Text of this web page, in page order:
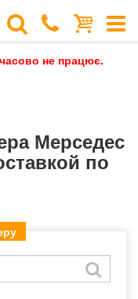
не працює.
Мерседес
по